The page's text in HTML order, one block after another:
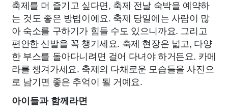
축제를 더 즐기고 싶다면, 축제 전날 숙박을 예약하
는 것도 좋은 방법이에요. 축제 당일에는 사람이 많
아 숙소를 구하기가 힘들 수도 있으니까요. 그리고
편안한 신발을 꼭 챙기세요. 축제 현장은 넓고, 다양
한 부스를 돌아다니려면 걸어 다녀야 하거든요. 카메
라를 챙겨가세요. 축제의 다채로운 모습들을 사진으
로 남기면 좋은 추억이 될 거예요.
아이들과 함께라면